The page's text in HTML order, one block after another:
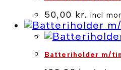
50,00 kr. incl
Batteriholder m/